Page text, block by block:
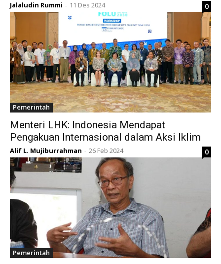
Jalaludin Rummi - 11 Des 2024 0
Pemerintah
Menteri LHK: Indonesia Mendapat
Pengakuan Internasional dalam Aksi Iklim
Alif L. Mujiburrahman - 26 Feb 2024 0
Pemerintah